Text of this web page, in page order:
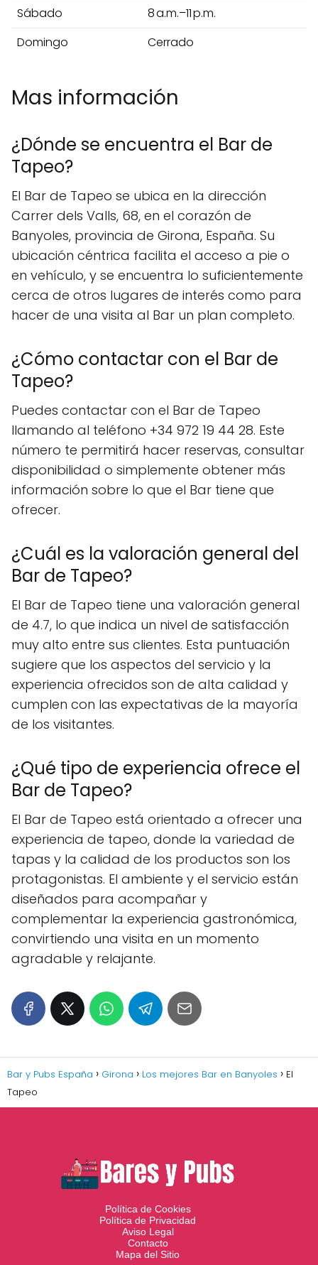
Sábado
8 a.m.–11 p.m.
Domingo
Cerrado
Mas información
¿Dónde se encuentra el Bar de
Tapeo?
El Bar de Tapeo se ubica en la dirección
Carrer dels Valls, 68, en el corazón de
Banyoles, provincia de Girona, España. Su
ubicación céntrica facilita el acceso a pie o
en vehículo, y se encuentra lo suficientemente
cerca de otros lugares de interés como para
hacer de una visita al Bar un plan completo.
¿Cómo contactar con el Bar de
Tapeo?
Puedes contactar con el Bar de Tapeo
llamando al teléfono +34 972 19 44 28. Este
número te permitirá hacer reservas, consultar
disponibilidad o simplemente obtener más
información sobre lo que el Bar tiene que
ofrecer.
¿Cuál es la valoración general del
Bar de Tapeo?
El Bar de Tapeo tiene una valoración general
de 4.7, lo que indica un nivel de satisfacción
muy alto entre sus clientes. Esta puntuación
sugiere que los aspectos del servicio y la
experiencia ofrecidos son de alta calidad y
cumplen con las expectativas de la mayoría
de los visitantes.
¿Qué tipo de experiencia ofrece el
Bar de Tapeo?
El Bar de Tapeo está orientado a ofrecer una
experiencia de tapeo, donde la variedad de
tapas y la calidad de los productos son los
protagonistas. El ambiente y el servicio están
diseñados para acompañar y
complementar la experiencia gastronómica,
convirtiendo una visita en un momento
agradable y relajante.
Bar y Pubs España Girona Los mejores Bar en Banyoles
El
Tapeo
Política de Cookies
Política de Privacidad
Aviso Legal
Contacto
Mapa del Sitio